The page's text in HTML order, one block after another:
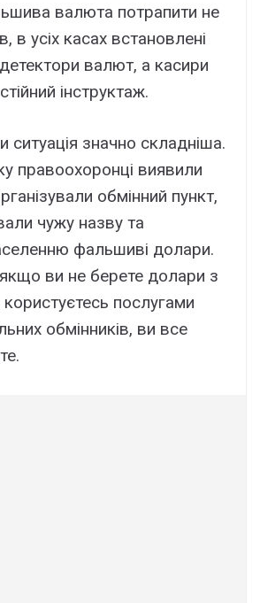
валюта потрапити не
усіх касах встановлені
детектори валют, а касири
інструктаж.
ситуація значно складніша.
правоохоронці виявили
обмінний пункт,
чужу назву та
фальшиві долари.
ви не берете долари з
користуєтесь послугами
обмінників, ви все